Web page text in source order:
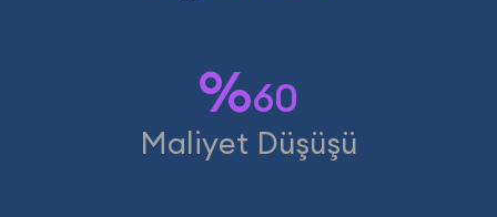
%60
Maliyet Düşüşü